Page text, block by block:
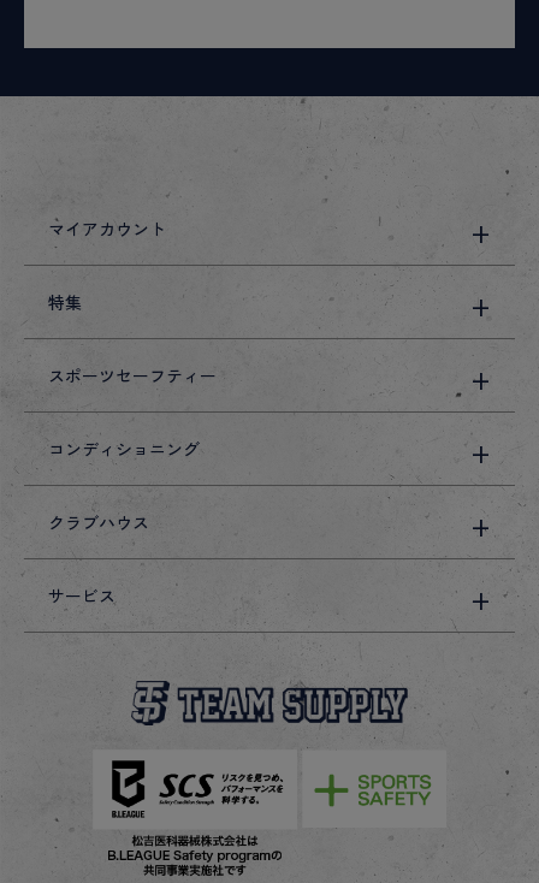
マイアカウント
特集
スポーツセーフティー
コンディショニング
クラブハウス
サービス